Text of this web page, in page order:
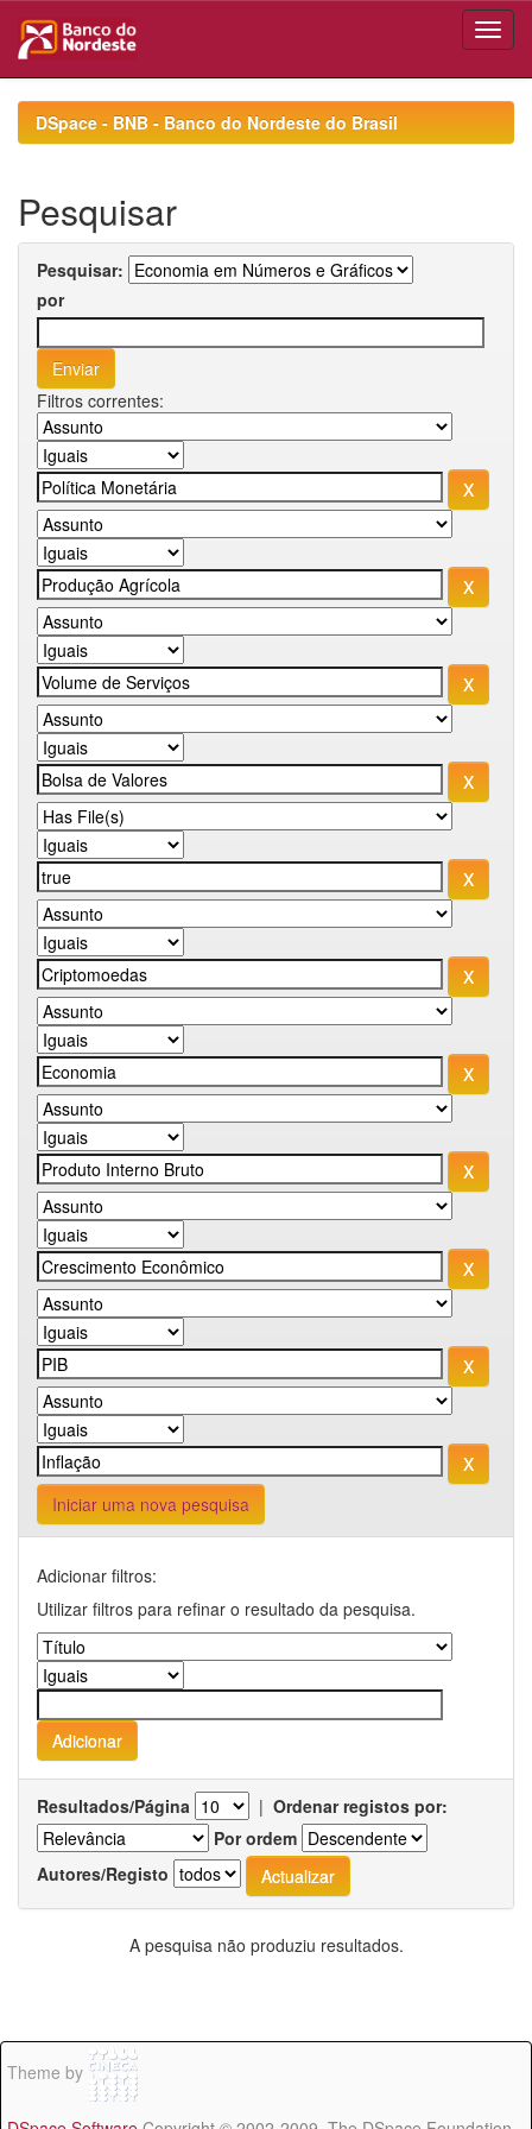
navigationDSpace - BNB - Banco do Nordeste do Brasil
Pesquisar
Pesquisar:
por
Filtros correntes:
Iniciar uma nova pesquisa
Adicionar filtros:
Utilizar filtros para refinar o resultado da pesquisa.
Resultados/Página | Ordenar registos por:
Por ordem
Autores/Registo
A pesquisa não produziu resultados.
Theme by